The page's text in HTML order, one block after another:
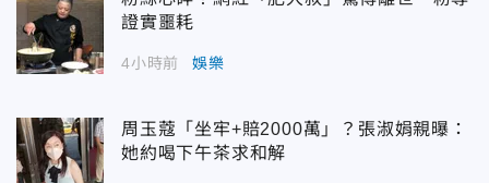
證實噩耗
4小時前 娛樂
周玉蔻「坐牢+賠2000萬」？張淑娟親曝：
她約喝下午茶求和解